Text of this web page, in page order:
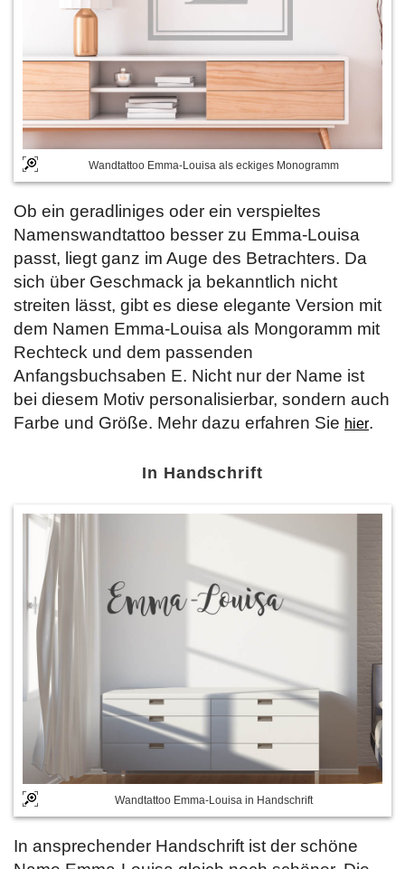
Wandtattoo Emma-Louisa als eckiges Monogramm
Ob ein geradliniges oder ein verspieltes
Namenswandtattoo besser zu Emma-Louisa
passt, liegt ganz im Auge des Betrachters. Da
sich über Geschmack ja bekanntlich nicht
streiten lässt, gibt es diese elegante Version mit
dem Namen Emma-Louisa als Mongoramm mit
Rechteck und dem passenden
Anfangsbuchsaben E. Nicht nur der Name ist
bei diesem Motiv personalisierbar, sondern auch
Farbe und Größe. Mehr dazu erfahren Sie hier.
In Handschrift
Wandtattoo Emma-Louisa in Handschrift
In ansprechender Handschrift ist der schöne